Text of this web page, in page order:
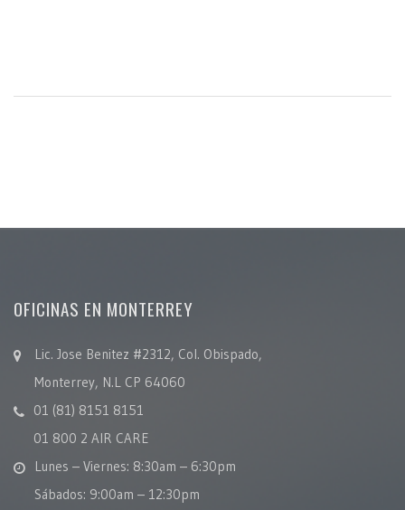
OFICINAS EN MONTERREY
Lic. Jose Benitez #2312, Col. Obispado,
Monterrey, N.L CP 64060
01 (81) 8151 8151
01 800 2 AIR CARE
Lunes – Viernes: 8:30am – 6:30pm
Sábados: 9:00am – 12:30pm